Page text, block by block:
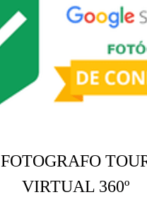
FOTOGRAFO
VIRTUAL 360º